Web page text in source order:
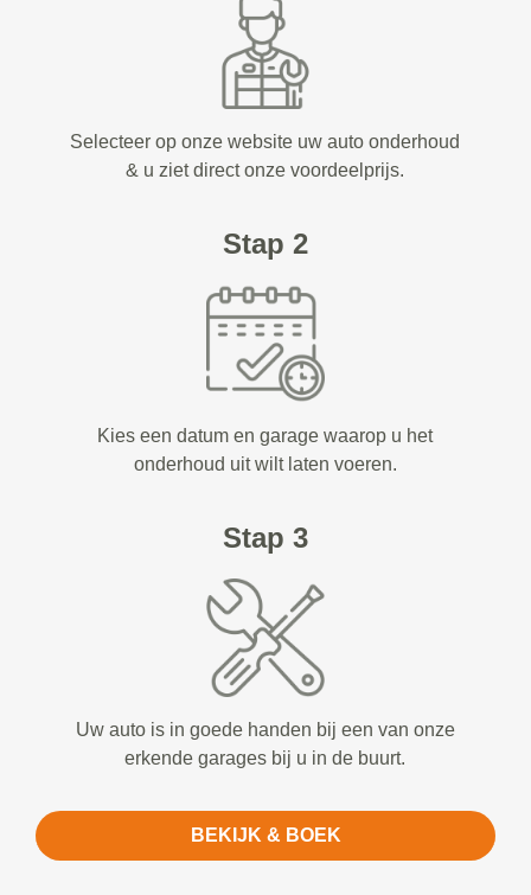
Selecteer op onze website uw auto onderhoud
& u ziet direct onze voordeelprijs.
Stap 2
Kies een datum en garage waarop u het
onderhoud uit wilt laten voeren.
Stap 3
Uw auto is in goede handen bij een van onze
erkende garages bij u in de buurt.
BEKIJK & BOEK